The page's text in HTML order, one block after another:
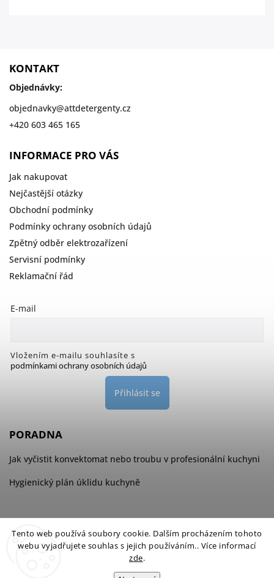
Tento web používá soubory cookie. Dalším procházením tohoto
webu vyjadřujete souhlas s jejich používáním.. Více informací
zde.
KONTAKT
Objednávky:
objednavky@attdetergenty.cz
+420 603 465 165
INFORMACE PRO VÁS
Jak nakupovat
Nejčastější otázky
Obchodní podmínky
Podmínky ochrany osobních údajů
Zpětný odběr elektrozařízení
Servisní podmínky
Reklamační řád
E-mail
Vložením e-mailu souhlasíte s
podmínkami ochrany osobních údajů
Přihlásit se
PORADNA
Jak vyčistit konvektomat nebo troubu v profesionální kuchyni
Hygienický plán úklidu kuchyně